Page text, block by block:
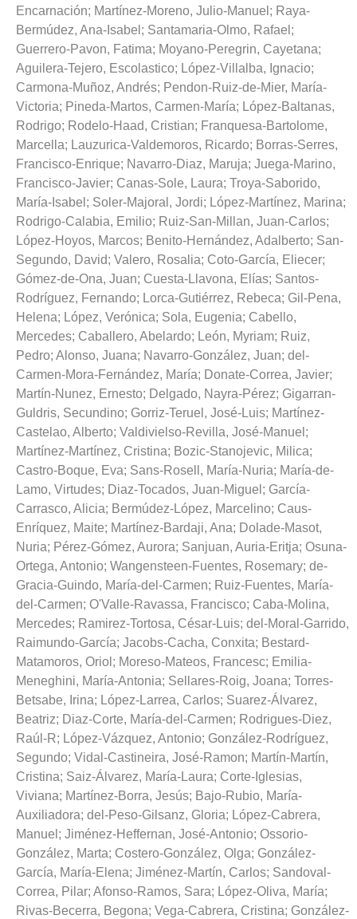
Encarnación; Martínez-Moreno, Julio-Manuel ; Raya-
Bermúdez, Ana-Isabel ; Santamaria-Olmo, Rafael ;
Guerrero-Pavon, Fatima; Moyano-Peregrin, Cayetana;
Aguilera-Tejero, Escolastico; López-Villalba, Ignacio;
Carmona-Muñoz, Andrés; Pendon-Ruiz-de-Mier, María-
Victoria; Pineda-Martos, Carmen-María; López-Baltanas,
Rodrigo; Rodelo-Haad, Cristian; Franquesa-Bartolome,
Marcella; Lauzurica-Valdemoros, Ricardo; Borras-Serres,
Francisco-Enrique; Navarro-Diaz, Maruja; Juega-Marino,
Francisco-Javier; Canas-Sole, Laura; Troya-Saborido,
María-Isabel ; Soler-Majoral, Jordi; López-Martínez, Marina;
Rodrigo-Calabia, Emilio; Ruiz-San-Millan, Juan-Carlos;
López-Hoyos, Marcos; Benito-Hernández, Adalberto; San-
Segundo, David; Valero, Rosalia; Coto-García, Eliecer;
Gómez-de-Ona, Juan; Cuesta-Llavona, Elías; Santos-
Rodríguez, Fernando; Lorca-Gutiérrez, Rebeca; Gil-Pena,
Helena; López, Verónica; Sola, Eugenia; Cabello,
Mercedes; Caballero, Abelardo; León, Myriam; Ruiz,
Pedro; Alonso, Juana; Navarro-González, Juan; del-
Carmen-Mora-Fernández, María; Donate-Correa, Javier;
Martín-Nunez, Ernesto; Delgado, Nayra-Pérez; Gigarran-
Guldris, Secundino; Gorriz-Teruel, José-Luis; Martínez-
Castelao, Alberto; Valdivielso-Revilla, José-Manuel ;
Martínez-Martínez, Cristina; Bozic-Stanojevic, Milica;
Castro-Boque, Eva; Sans-Rosell, María-Nuria; María-de-
Lamo, Virtudes; Diaz-Tocados, Juan-Miguel ; García-
Carrasco, Alicia; Bermúdez-López, Marcelino; Caus-
Enríquez, Maite; Martínez-Bardaji, Ana; Dolade-Masot,
Nuria; Pérez-Gómez, Aurora; Sanjuan, Auria-Eritja; Osuna-
Ortega, Antonio; Wangensteen-Fuentes, Rosemary; de-
Gracia-Guindo, María-del-Carmen; Ruiz-Fuentes, María-
del-Carmen; O'Valle-Ravassa, Francisco; Caba-Molina,
Mercedes; Ramirez-Tortosa, César-Luis; del-Moral-Garrido,
Raimundo-García; Jacobs-Cacha, Conxita; Bestard-
Matamoros, Oriol ; Moreso-Mateos, Francesc; Emilia-
Meneghini, María-Antonia; Sellares-Roig, Joana; Torres-
Betsabe, Irina; López-Larrea, Carlos; Suarez-Álvarez,
Beatriz; Diaz-Corte, María-del-Carmen; Rodrigues-Diez,
Raúl-R; López-Vázquez, Antonio; González-Rodríguez,
Segundo; Vidal-Castineira, José-Ramon; Martín-Martín,
Cristina; Saiz-Álvarez, María-Laura; Corte-Iglesias,
Viviana; Martínez-Borra, Jesús; Bajo-Rubio, María-
Auxiliadora; del-Peso-Gilsanz, Gloria; López-Cabrera,
Manuel ; Jiménez-Heffernan, José-Antonio; Ossorio-
González, Marta; Costero-González, Olga; González-
García, María-Elena; Jiménez-Martín, Carlos; Sandoval-
Correa, Pilar; Afonso-Ramos, Sara; López-Oliva, María;
Rivas-Becerra, Begona; Vega-Cabrera, Cristina; González-